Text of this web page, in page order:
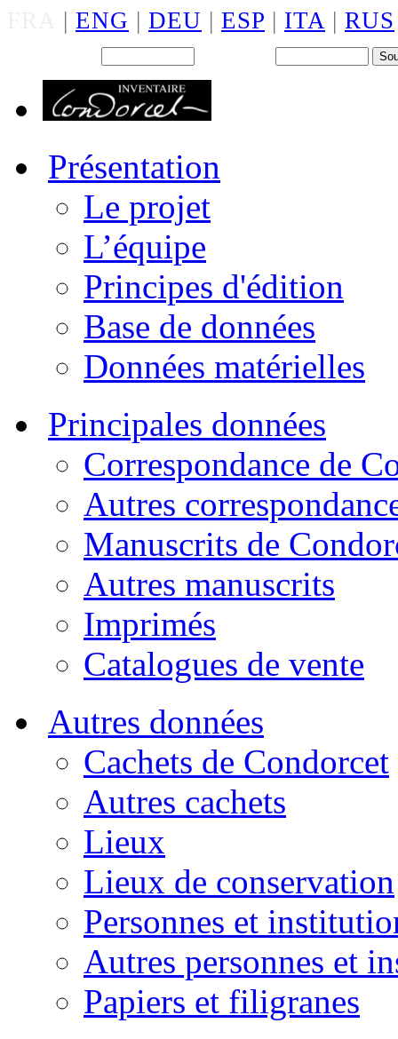
| ENG | DEU | ESP | ITA | RUS
Présentation
Le projet
L’équipe
Principes d'édition
Base de données
Données matérielles
Principales données
Correspondance de
Autres
Manuscrits de
Autres manuscrits
Imprimés
Catalogues de vente
Autres données
Cachets de Condorcet
Autres cachets
Lieux
Lieux de conservation
Personnes et
Autres personnes et
Papiers et filigranes